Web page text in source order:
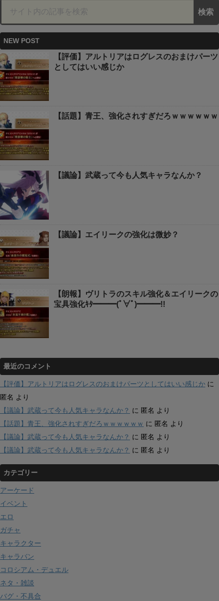
NEW POST
【評価】アルトリアはログレスのおまけパーツ
としてはいい感じか
【話題】青王、強化されすぎだろｗｗｗｗｗｗ
【議論】武蔵って今も人気キャラなんか？
【議論】エイリークの強化は微妙？
【朗報】ヴリトラのスキル強化＆エイリークの
宝具強化ｷﾀ━━━(ﾟ∀ﾟ)━━━!!
最近のコメント
【評価】アルトリアはログレスのおまけパーツとしてはいい感じか に
匿名 より
【議論】武蔵って今も人気キャラなんか？ に 匿名 より
【話題】青王、強化されすぎだろｗｗｗｗｗｗ に 匿名 より
【議論】武蔵って今も人気キャラなんか？ に 匿名 より
【議論】武蔵って今も人気キャラなんか？ に 匿名 より
カテゴリー
アーケード
イベント
エロ
ガチャ
キャラクター
キャラバン
コロシアム・デュエル
ネタ・雑談
バグ・不具合